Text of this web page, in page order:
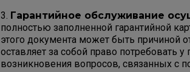
3. Гарантийное обслуживание
полностью заполненной гарантийной
этого документа может быть причиной
оставляет за собой право потребовать
возникновения вопросов, связанных с